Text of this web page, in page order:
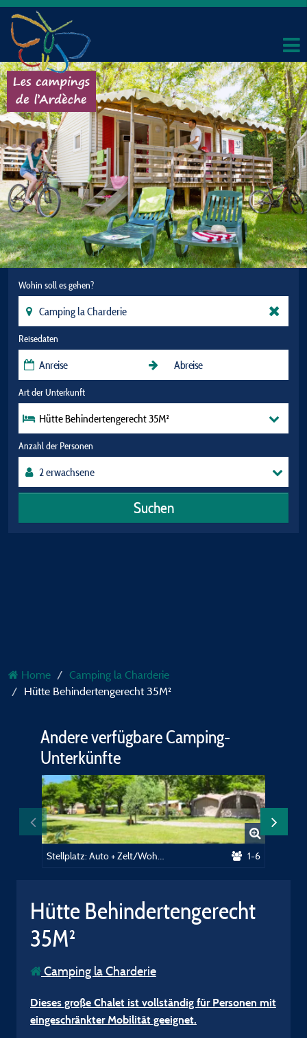
Wohin soll es gehen?
Reisedaten
Art der Unterkunft
Hütte Behindertengerecht 35M²
Anzahl der Personen
Suchen
Home
Camping la Charderie
Hütte Behindertengerecht 35M²
Andere verfügbare Camping-
Unterkünfte
1-6
Hütte Behindertengerecht
35M²
Camping la Charderie
Dieses große Chalet ist vollständig für Personen mit
eingeschränkter Mobilität geeignet.